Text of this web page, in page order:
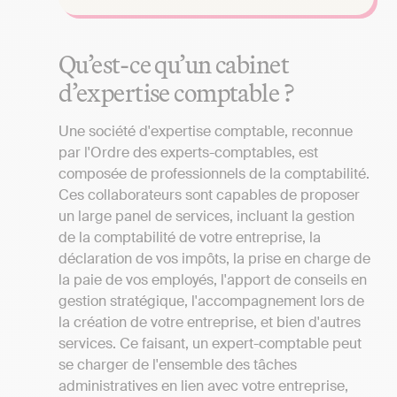
Qu’est-ce qu’un cabinet
d’expertise comptable ?
Une société d'expertise comptable, reconnue
par l'Ordre des experts-comptables, est
composée de professionnels de la comptabilité.
Ces collaborateurs sont capables de proposer
un large panel de services, incluant la gestion
de la comptabilité de votre entreprise, la
déclaration de vos impôts, la prise en charge de
la paie de vos employés, l'apport de conseils en
gestion stratégique, l'accompagnement lors de
la création de votre entreprise, et bien d'autres
services. Ce faisant, un expert-comptable peut
se charger de l'ensemble des tâches
administratives en lien avec votre entreprise,